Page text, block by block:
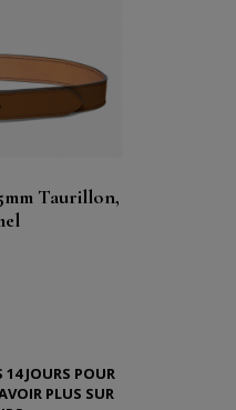
Acheter
Taurillon,